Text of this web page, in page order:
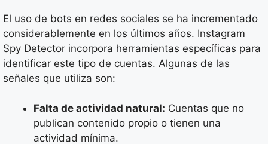
El uso de bots en redes sociales se ha incrementado
considerablemente en los últimos años. Instagram
Spy Detector incorpora herramientas específicas para
identificar este tipo de cuentas. Algunas de las
señales que utiliza son:
Falta de actividad natural: Cuentas que no
publican contenido propio o tienen una
actividad mínima.